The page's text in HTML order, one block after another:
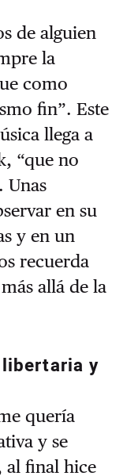
de alguien
la
como
fin”. Este
llega a
“que no
Unas
en su
y en un
recuerda
allá de la
y
quería
y se
al final hice